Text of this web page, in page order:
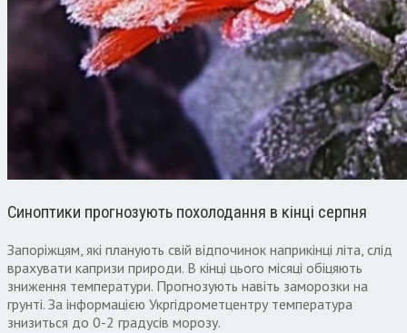
Синоптики прогнозують похолодання в кінці серпня
Запоріжцям, які планують свій відпочинок наприкінці літа, слід
врахувати капризи природи. В кінці цього місяці обіцяють
зниження температури. Прогнозують навіть заморозки на
грунті. За інформацією Укргідрометцентру температура
знизиться до 0-2 градусів морозу.